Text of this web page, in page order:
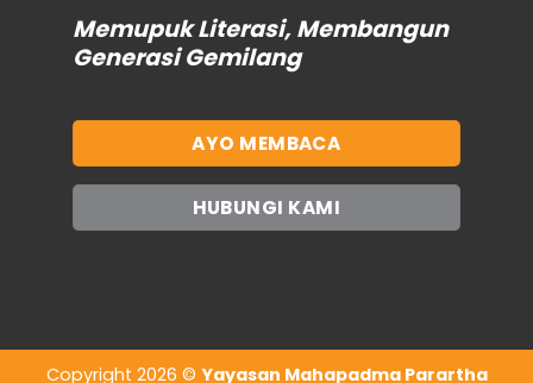
Memupuk Literasi, Membangun
Generasi Gemilang
AYO MEMBACA
HUBUNGI KAMI
Copyright 2026 © Yayasan Mahapadma Parartha